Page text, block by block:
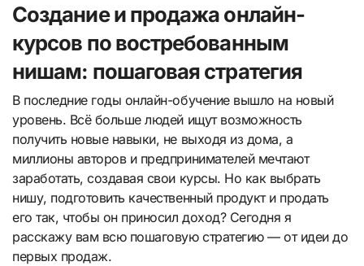
Создание и продажа онлайн-
курсов по востребованным
нишам: пошаговая стратегия
В последние годы онлайн-обучение вышло на новый
уровень. Всё больше людей ищут возможность
получить новые навыки, не выходя из дома, а
миллионы авторов и предпринимателей мечтают
заработать, создавая свои курсы. Но как выбрать
нишу, подготовить качественный продукт и продать
его так, чтобы он приносил доход? Сегодня я
расскажу вам всю пошаговую стратегию — от идеи до
первых продаж.